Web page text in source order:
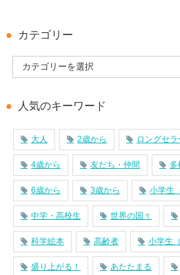
カテゴリー
人気のキーワード
大人 2歳から ロングセラ
4歳から 友だち・仲間 多
6歳から 3歳から 小学生
中学・高校生 世界の国々
科学絵本 高齢者 小学生
盛り上がる！ あたたまる